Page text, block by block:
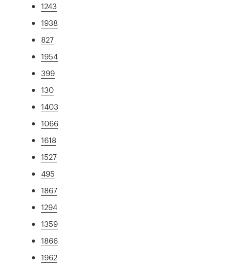
1243
1938
827
1954
399
130
1403
1066
1618
1527
495
1867
1294
1359
1866
1962